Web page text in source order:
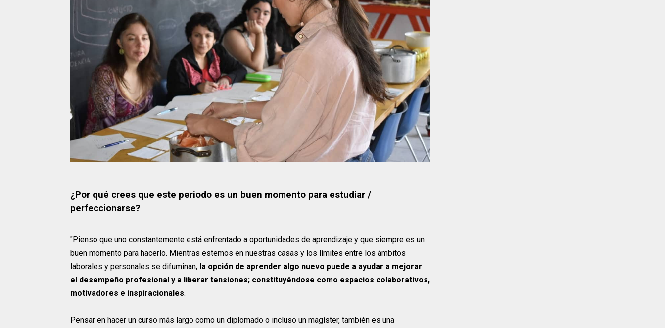
¿Por qué crees que este periodo es un buen momento para estudiar /
perfeccionarse?
"Pienso que uno constantemente está enfrentado a oportunidades de aprendizaje y que siempre es un
buen momento para hacerlo. Mientras estemos en nuestras casas y los límites entre los ámbitos
laborales y personales se difuminan, la opción de aprender algo nuevo puede a ayudar a mejorar
el desempeño profesional y a liberar tensiones; constituyéndose como espacios colaborativos,
motivadores e inspiracionales.
Pensar en hacer un curso más largo como un diplomado o incluso un magíster, también es una